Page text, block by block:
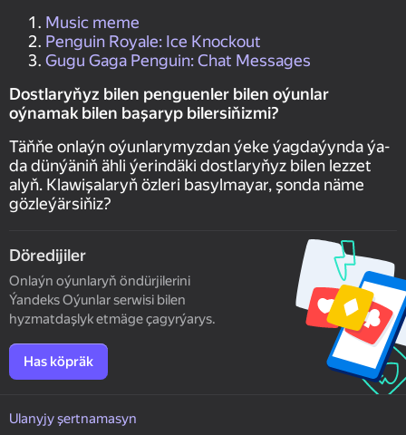
Music meme
Penguin Royale: Ice Knockout
Gugu Gaga Penguin: Chat Messages
Dostlaryňyz bilen penguenler bilen oýunlar
oýnamak bilen başaryp bilersiňizmi?
Täňňe onlaýn oýunlarymyzdan ýeke ýagdaýynda ýa-
da dünýäniň ähli ýerindäki dostlaryňyz bilen lezzet
alyň. Klawişalaryň özleri basylmayar, şonda näme
gözleýärsiňiz?
Döredijiler
Onlaýn oýunlaryň öndürjilerini
Ýandeks Oýunlar serwisi bilen
hyzmatdaşlyk etmäge çagyrýarys.
Has köpräk
Ulanyjy şertnamasyn